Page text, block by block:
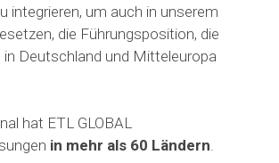
integrieren, um auch in unserem
die Führungsposition, die
in Deutschland und Mitteleuropa
hat ETL GLOBAL
in mehr als 60 Ländern.